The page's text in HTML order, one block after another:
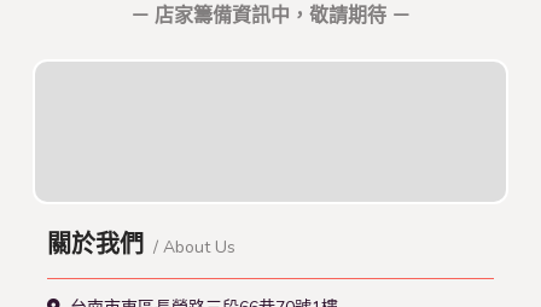
－ 店家籌備資訊中，敬請期待 －
關於我們 / About Us